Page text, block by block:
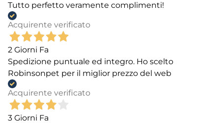
Tutto perfetto veramente complimenti!
Acquirente verificato
2 Giorni Fa
Spedizione puntuale ed integro. Ho scelto
Robinsonpet per il miglior prezzo del web
Acquirente verificato
3 Giorni Fa